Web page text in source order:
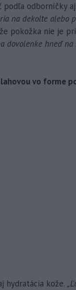
podľa odborníčky
na dekolte alebo
pokožka nie je
dovolenke hneď na
vo forme
hydratácia kože.